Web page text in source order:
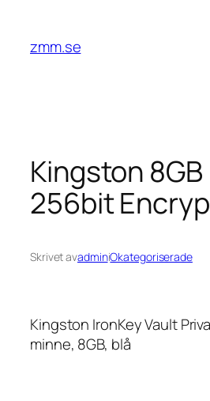
innehåll
zmm.se
Kingston 8GB
256bit
Skrivet avadminiOkategoriserade
Kingston IronKey Vault
minne, 8GB, blå